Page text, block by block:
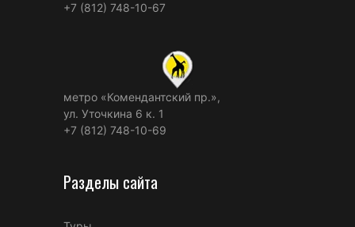
+7 (812) 748-10-67
метро «Комендантский пр.»,
ул. Уточкина 6 к. 1
+7 (812) 748-10-69
Разделы сайта